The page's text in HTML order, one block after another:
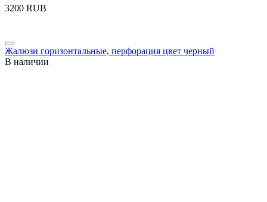
‍3200‍ RUB
Жалюзи горизонтальные, перфорация цвет черный
В наличии